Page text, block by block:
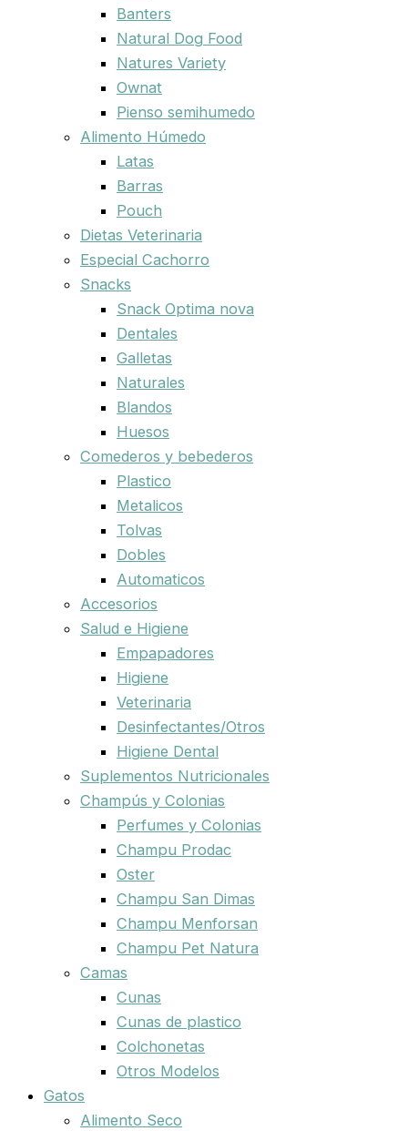
Banters
Natural Dog Food
Natures Variety
Ownat
Pienso semihumedo
Alimento Húmedo
Latas
Barras
Pouch
Dietas Veterinaria
Especial Cachorro
Snacks
Snack Optima nova
Dentales
Galletas
Naturales
Blandos
Huesos
Comederos y bebederos
Plastico
Metalicos
Tolvas
Dobles
Automaticos
Accesorios
Salud e Higiene
Empapadores
Higiene
Veterinaria
Desinfectantes/Otros
Higiene Dental
Suplementos Nutricionales
Champús y Colonias
Perfumes y Colonias
Champu Prodac
Oster
Champu San Dimas
Champu Menforsan
Champu Pet Natura
Camas
Cunas
Cunas de plastico
Colchonetas
Otros Modelos
Gatos
Alimento Seco